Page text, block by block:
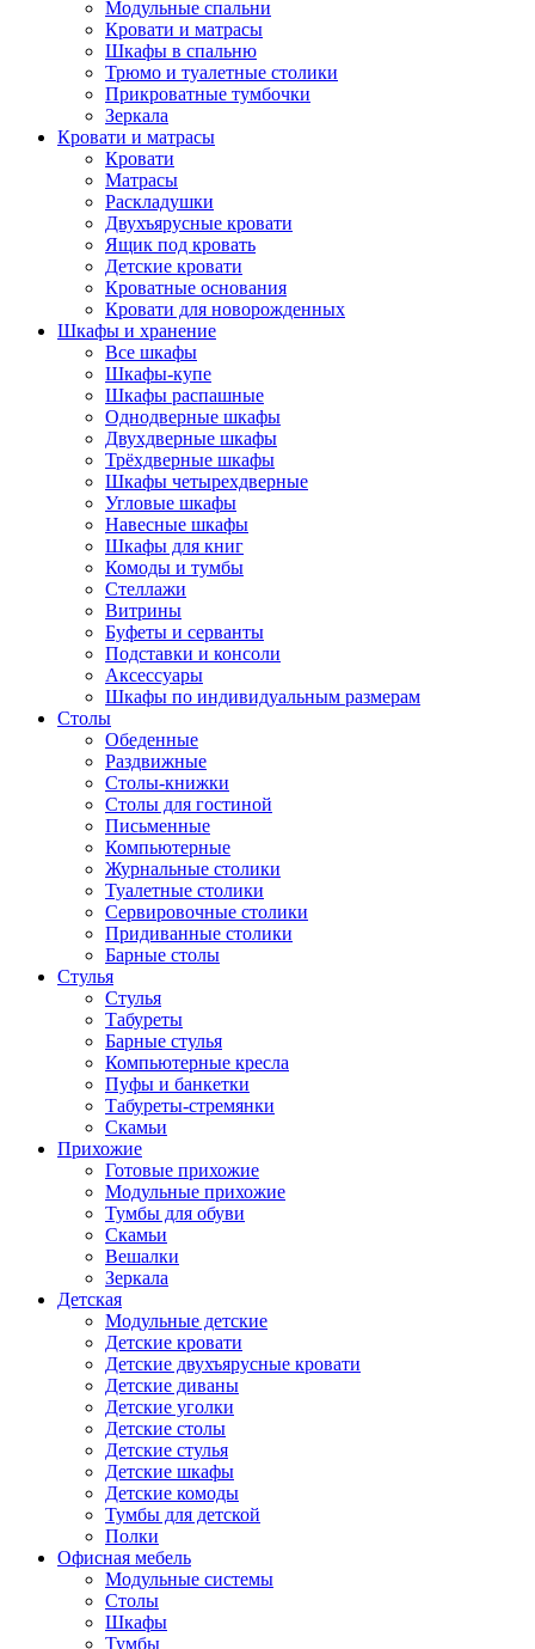
Модульные спальни
Кровати и матрасы
Шкафы в спальню
Трюмо и туалетные столики
Прикроватные тумбочки
Зеркала
Кровати и матрасы
Кровати
Матрасы
Раскладушки
Двухъярусные кровати
Ящик под кровать
Детские кровати
Кроватные основания
Кровати для новорожденных
Шкафы и хранение
Все шкафы
Шкафы-купе
Шкафы распашные
Однодверные шкафы
Двухдверные шкафы
Трёхдверные шкафы
Шкафы четырехдверные
Угловые шкафы
Навесные шкафы
Шкафы для книг
Комоды и тумбы
Стеллажи
Витрины
Буфеты и серванты
Подставки и консоли
Аксессуары
Шкафы по индивидуальным размерам
Столы
Обеденные
Раздвижные
Столы-книжки
Столы для гостиной
Письменные
Компьютерные
Журнальные столики
Туалетные столики
Сервировочные столики
Придиванные столики
Барные столы
Стулья
Стулья
Табуреты
Барные стулья
Компьютерные кресла
Пуфы и банкетки
Табуреты-стремянки
Скамьи
Прихожие
Готовые прихожие
Модульные прихожие
Тумбы для обуви
Скамьи
Вешалки
Зеркала
Детская
Модульные детские
Детские кровати
Детские двухъярусные кровати
Детские диваны
Детские уголки
Детские столы
Детские стулья
Детские шкафы
Детские комоды
Тумбы для детской
Полки
Офисная мебель
Модульные системы
Столы
Шкафы
Тумбы